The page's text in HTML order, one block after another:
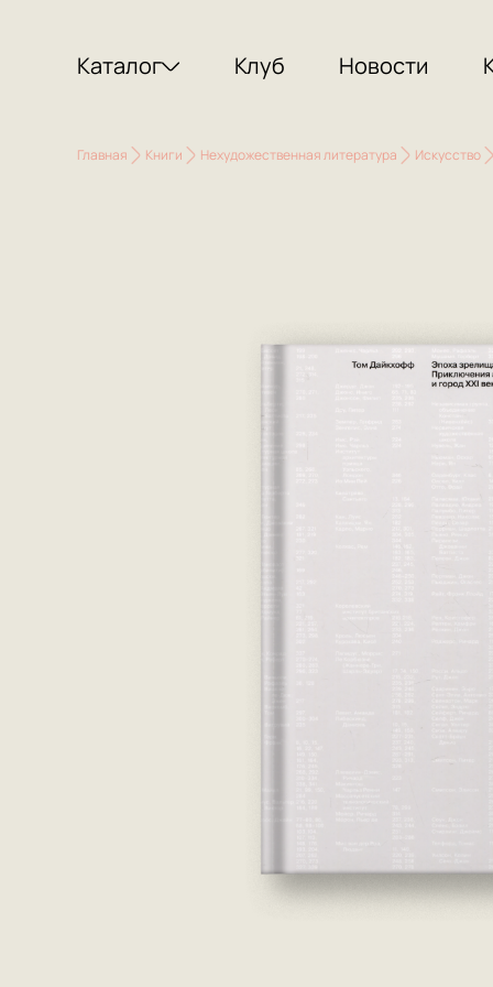
Каталог Клуб Новости
Главная Книги Нехудожественная литература Искусство